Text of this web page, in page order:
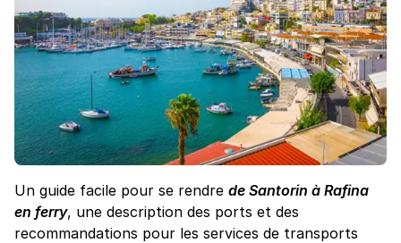
Un guide facile pour se rendre de Santorin à Rafina
en ferry, une description des ports et des
recommandations pour les services de transports